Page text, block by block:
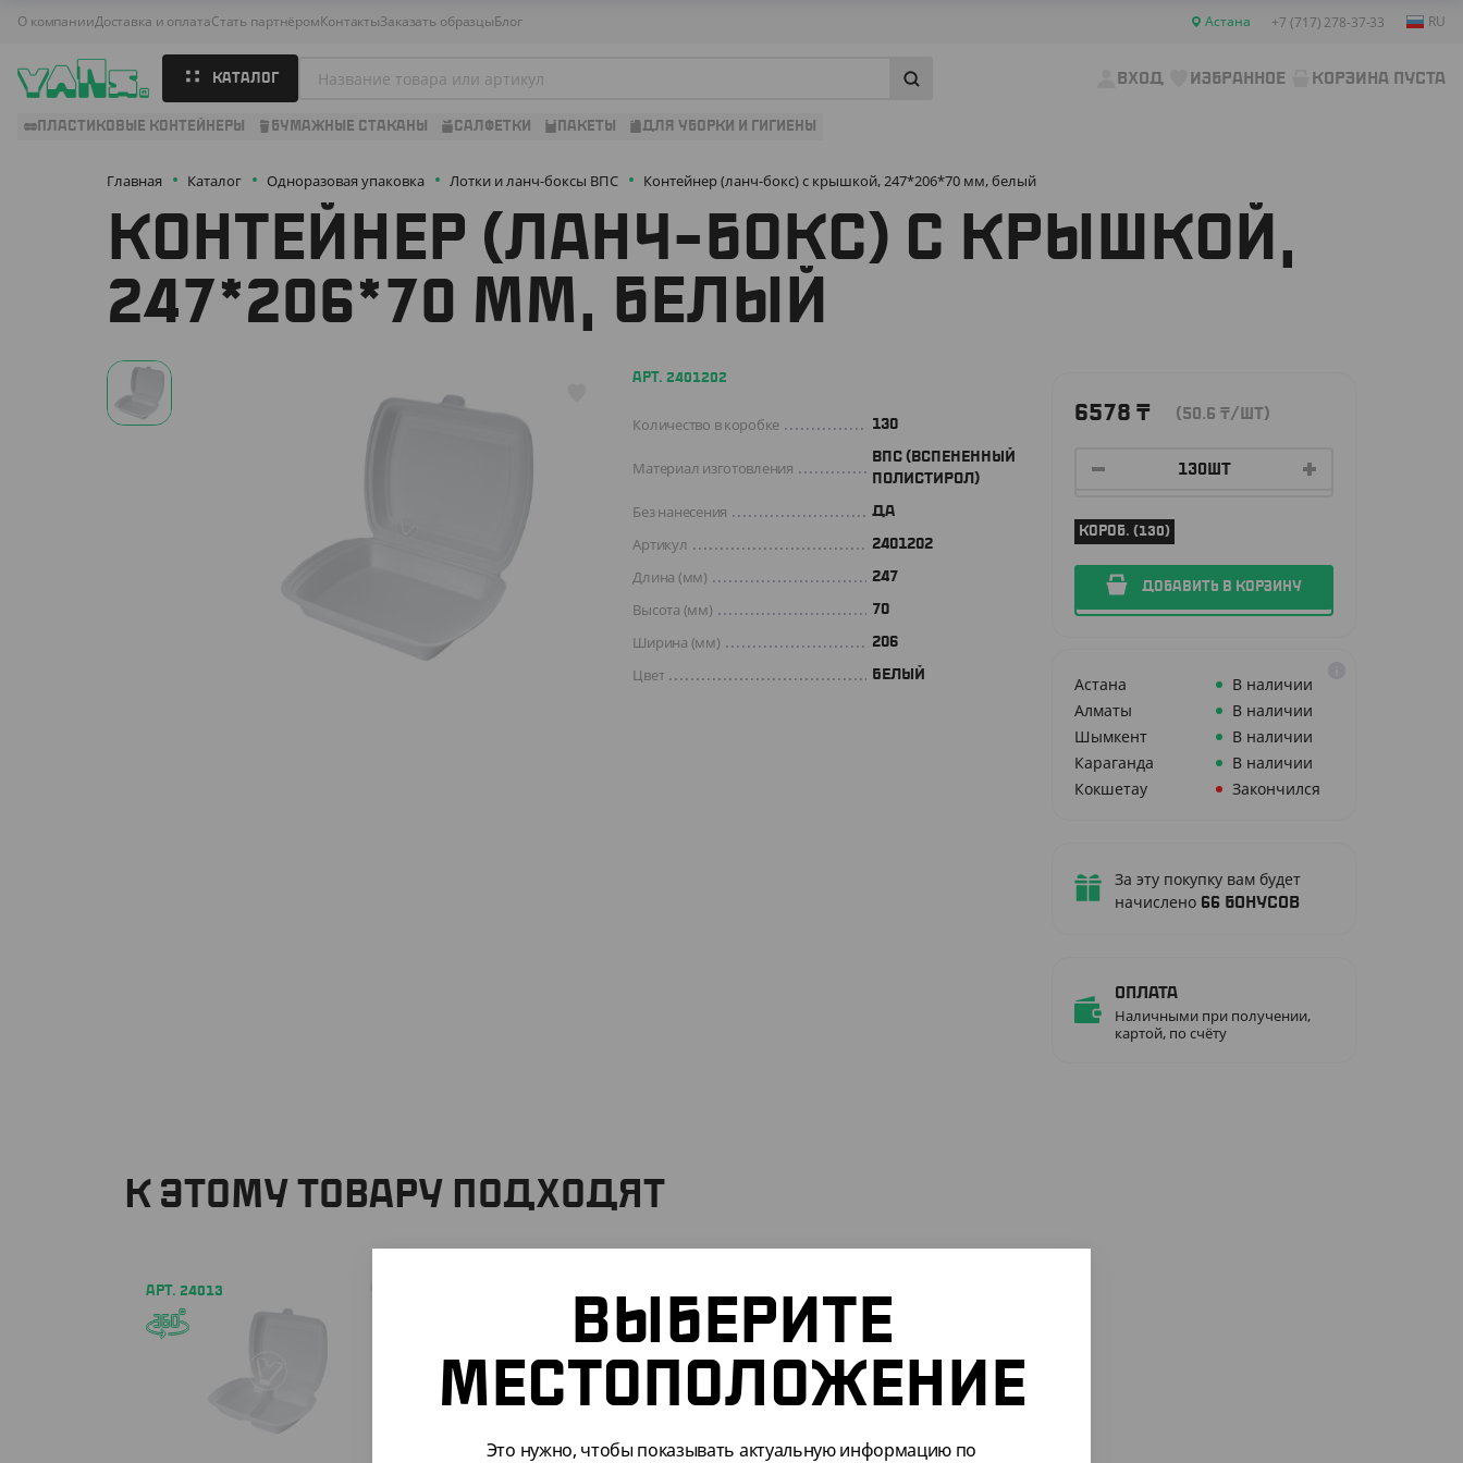
О компанииДоставка и оплатаСтать партнёромКонтактыЗаказать образцыБлог Астана +7 (717) 278-37-33 RU
КАТАЛОГ ВХОД ИЗБРАННОЕ КОРЗИНА ПУСТА
ПЛАСТИКОВЫЕ КОНТЕЙНЕРЫ БУМАЖНЫЕ СТАКАНЫ САЛФЕТКИ ПАКЕТЫ ДЛЯ УБОРКИ И ГИГИЕНЫ
Главная Каталог Одноразовая упаковка Лотки и ланч-боксы ВПС Контейнер (ланч-бокс) с крышкой, 247*206*70 мм, белый
КОНТЕЙНЕР (ЛАНЧ-БОКС) С КРЫШКОЙ,
247*206*70 ММ, БЕЛЫЙ
6578 ₸ (50.6 ₸/ШТ)
КОРОБ. (130)
ДОБАВИТЬ В КОРЗИНУ
Астана
В наличии
Алматы
В наличии
Шымкент
В наличии
Караганда
В наличии
Кокшетау
Закончился
За эту покупку вам будет
начислено 66 бонусов
Оплата
Наличными при получении,
картой, по счёту
АРТ. 2401202
Количество в коробке 130
Материал изготовления
ВПС (ВСПЕНЕННЫЙ
ПОЛИСТИРОЛ)
Без нанесения ДА
Артикул 2401202
Длина (мм) 247
Высота (мм) 70
Ширина (мм) 206
Цвет БЕЛЫЙ
К ЭТОМУ ТОВАРУ ПОДХОДЯТ
АРТ. 24013
ВЫБЕРИТЕ
МЕСТОПОЛОЖЕНИЕ
Это нужно, чтобы показывать актуальную информацию по